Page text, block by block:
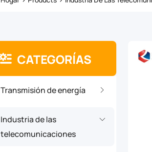
CATEGORÍAS
Transmisión de energía
Industria de las
telecomunicaciones